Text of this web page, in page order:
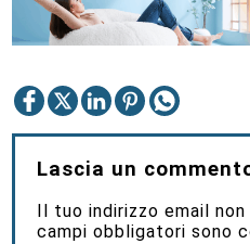
Lascia un
Il tuo indirizzo email
campi obbligatori sono